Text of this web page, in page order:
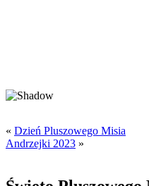
« Dzień Pluszowego Misia
Andrzejki 2023 »